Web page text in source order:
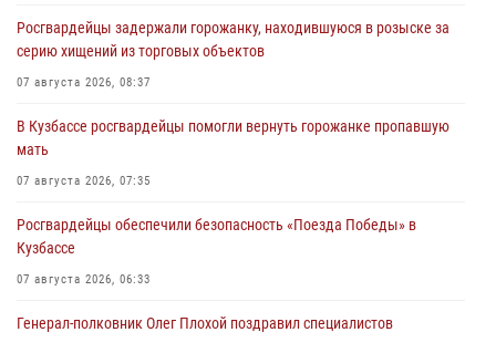
Росгвардейцы задержали горожанку, находившуюся в розыске за
серию хищений из торговых объектов
07 августа 2026, 08:37
В Кузбассе росгвардейцы помогли вернуть горожанке пропавшую
мать
07 августа 2026, 07:35
Росгвардейцы обеспечили безопасность «Поезда Победы» в
Кузбассе
07 августа 2026, 06:33
Генерал-полковник Олег Плохой поздравил специалистов